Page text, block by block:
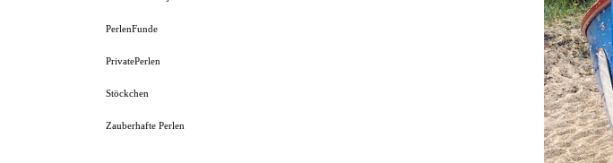
PerlenFunde
PrivatePerlen
Stöckchen
Zauberhafte Perlen